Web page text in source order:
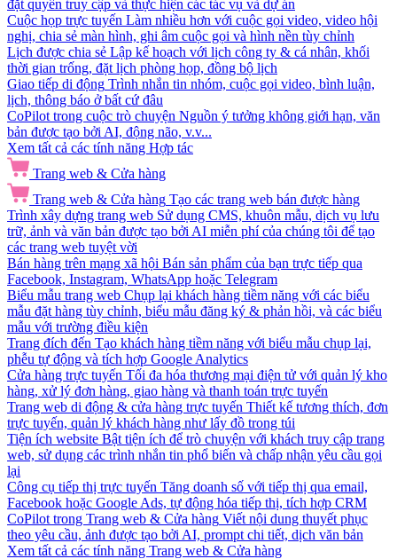
đặt quyền truy cập và thực hiện các tác vụ và dự án
Cuộc họp trực tuyến Làm nhiều hơn với cuộc gọi video, video hội
nghị, chia sẻ màn hình, ghi âm cuộc gọi và hình nền tùy chỉnh
Lịch được chia sẻ Lập kế hoạch với lịch công ty & cá nhân, khối
thời gian trống, đặt lịch phòng họp, đồng bộ lịch
Giao tiếp di động Trình nhắn tin nhóm, cuộc gọi video, bình luận,
lịch, thông báo ở bất cứ đâu
CoPilot trong cuộc trò chuyện Nguồn ý tưởng không giới hạn, văn
bản được tạo bởi AI, động não, v.v...
Xem tất cả các tính năng Hợp tác
Trang web & Cửa hàng
Trang web & Cửa hàng Tạo các trang web bán được hàng
Trình xây dựng trang web Sử dụng CMS, khuôn mẫu, dịch vụ lưu
trữ, ảnh và văn bản được tạo bởi AI miễn phí của chúng tôi để tạo
các trang web tuyệt vời
Bán hàng trên mạng xã hội Bán sản phẩm của bạn trực tiếp qua
Facebook, Instagram, WhatsApp hoặc Telegram
Biểu mẫu trang web Chụp lại khách hàng tiềm năng với các biểu
mẫu đặt hàng tùy chỉnh, biểu mẫu đăng ký & phản hồi, và các biểu
mẫu với trường điều kiện
Trang đích đến Tạo khách hàng tiềm năng với biểu mẫu chụp lại,
phễu tự động và tích hợp Google Analytics
Cửa hàng trực tuyến Tối đa hóa thương mại điện tử với quản lý kho
hàng, xử lý đơn hàng, giao hàng và thanh toán trực tuyến
Trang web di động & cửa hàng trực tuyến Thiết kế tương thích, đơn
trực tuyến, quản lý khách hàng như lấy đồ trong túi
Tiện ích website Bật tiện ích để trò chuyện với khách truy cập trang
web, sử dụng các trình nhắn tin phổ biến và chấp nhận yêu cầu gọi
lại
Công cụ tiếp thị trực tuyến Tăng doanh số với tiếp thị qua email,
Facebook hoặc Google Ads, tự động hóa tiếp thị, tích hợp CRM
CoPilot trong Trang web & Cửa hàng Viết nội dung thuyết phục
theo yêu cầu, ảnh được tạo bởi AI, prompt chi tiết, dịch văn bản
Xem tất cả các tính năng Trang web & Cửa hàng